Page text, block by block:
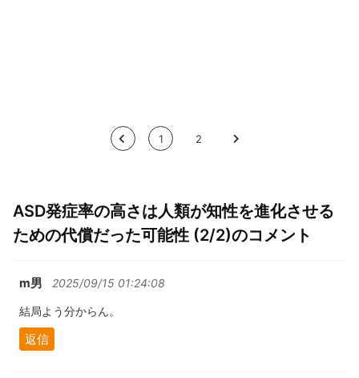
< 1 2 >
ASD発症率の高さは人類が知性を進化させる
ための代償だった可能性 (2/2)のコメント
m男 2025/09/15 01:24:08
結局よう分からん。
返信